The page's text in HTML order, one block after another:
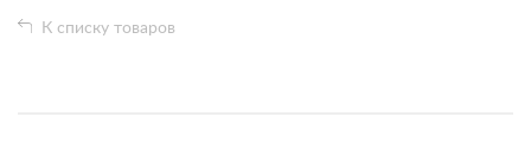
К списку товаров